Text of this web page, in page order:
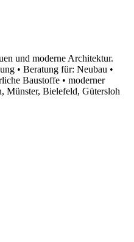
und moderne Architektur.
• Beratung für: Neubau •
Baustoffe • moderner
Münster, Bielefeld, Gütersloh